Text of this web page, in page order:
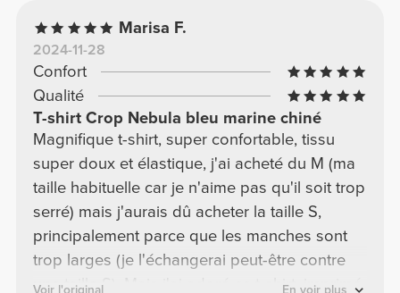
Marisa F.
2024-11-28
Confort
Qualité
T-shirt Crop Nebula bleu marine chiné
Magnifique t-shirt, super confortable, tissu
super doux et élastique, j'ai acheté du M (ma
taille habituelle car je n'aime pas qu'il soit trop
serré) mais j'aurais dû acheter la taille S,
principalement parce que les manches sont
trop larges (je l'échangerai peut-être contre
une taille S). Mais j'ai adoré ce t-shirt, imprimé
Voir l'original En voir plus